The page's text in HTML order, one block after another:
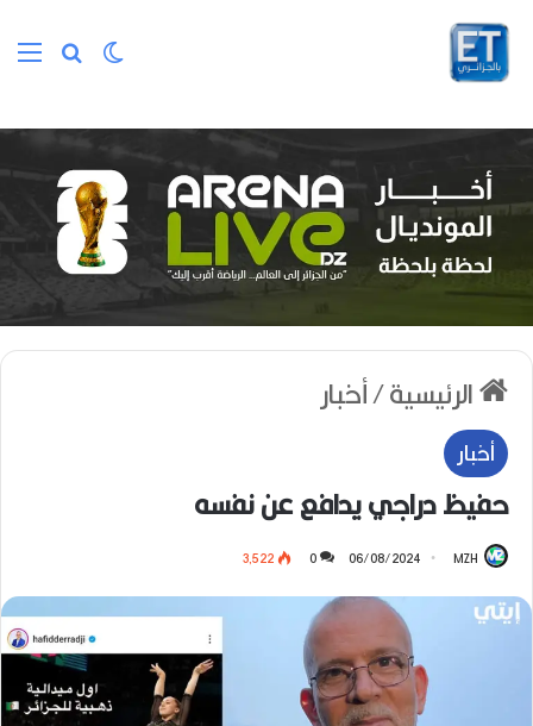
بحث عن
الوضع المظلم
الرئيسية/أخبار
أخبار
حفيظ دراجي يدافع عن نفسه
MZH
06/08/2024
0 3٬522